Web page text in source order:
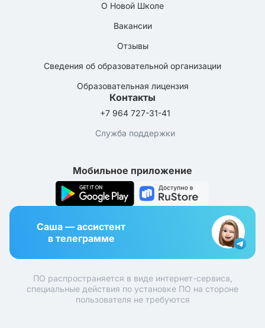
О Новой Школе
Вакансии
Отзывы
Сведения об образовательной организации
Образовательная лицензия
Контакты
+7 964 727-31-41
Служба поддержки
Мобильное приложение
Саша — ассистент
в телеграмме
ПО распространяется в виде интернет-сервиса,
специальные действия по установке ПО на стороне
пользователя не требуются